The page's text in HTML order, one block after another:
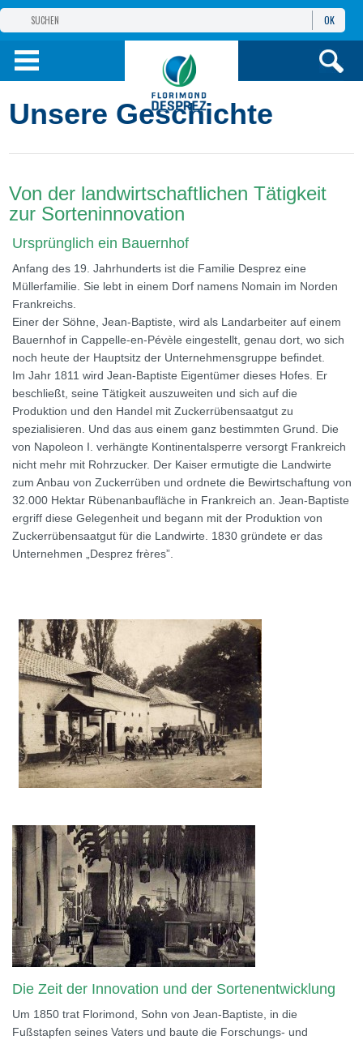
GRUPPE
PRODUKTE
OK
Unsere Geschichte
Von der landwirtschaftlichen Tätigkeit
zur Sorteninnovation
Ursprünglich ein Bauernhof
Anfang des 19. Jahrhunderts ist die Familie Desprez eine
Müllerfamilie. Sie lebt in einem Dorf namens Nomain im Norden
Frankreichs.
Einer der Söhne, Jean-Baptiste, wird als Landarbeiter auf einem
Bauernhof in Cappelle-en-Pévèle eingestellt, genau dort, wo sich
noch heute der Hauptsitz der Unternehmensgruppe befindet.
Im Jahr 1811 wird Jean-Baptiste Eigentümer dieses Hofes. Er
beschließt, seine Tätigkeit auszuweiten und sich auf die
Produktion und den Handel mit Zuckerrübensaatgut zu
spezialisieren. Und das aus einem ganz bestimmten Grund. Die
von Napoleon I. verhängte Kontinentalsperre versorgt Frankreich
nicht mehr mit Rohrzucker. Der Kaiser ermutigte die Landwirte
zum Anbau von Zuckerrüben und ordnete die Bewirtschaftung von
32.000 Hektar Rübenanbaufläche in Frankreich an. Jean-Baptiste
ergriff diese Gelegenheit und begann mit der Produktion von
Zuckerrübensaatgut für die Landwirte. 1830 gründete er das
Unternehmen „Desprez frères”.
Die Zeit der Innovation und der Sortenentwicklung
Um 1850 trat Florimond, Sohn von Jean-Baptiste, in die
Fußstapfen seines Vaters und baute die Forschungs- und